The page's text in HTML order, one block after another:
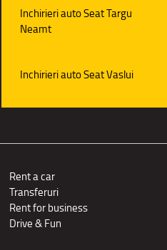
Inchirieri auto Seat Targu
Neamt
Inchirieri auto Seat Vaslui
Rent a car
Transferuri
Rent for business
Drive & Fun